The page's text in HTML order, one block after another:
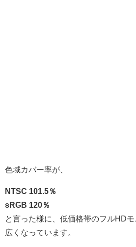
色域カバー率が、
NTSC 101.5％
sRGB 120％
と言った様に、低価格帯のフルHD
広くなっています。